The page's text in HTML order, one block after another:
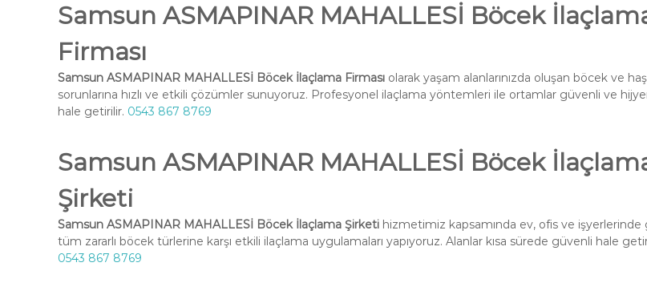
Samsun ASMAPINAR MAHALLESİ Böcek
Firması
Samsun ASMAPINAR MAHALLESİ Böcek İlaçlama Firması olarak yaşam alanlarınızda oluşan böcek ve
sorunlarına hızlı ve etkili çözümler sunuyoruz. Profesyonel ilaçlama yöntemleri ile ortamlar güvenli ve
hale getirilir. 0543 867 8769
Samsun ASMAPINAR MAHALLESİ Böcek
Şirketi
Samsun ASMAPINAR MAHALLESİ Böcek İlaçlama Şirketi hizmetimiz kapsamında ev, ofis ve işyerlerinde
tüm zararlı böcek türlerine karşı etkili ilaçlama uygulamaları yapıyoruz. Alanlar kısa sürede güvenli hale
0543 867 8769